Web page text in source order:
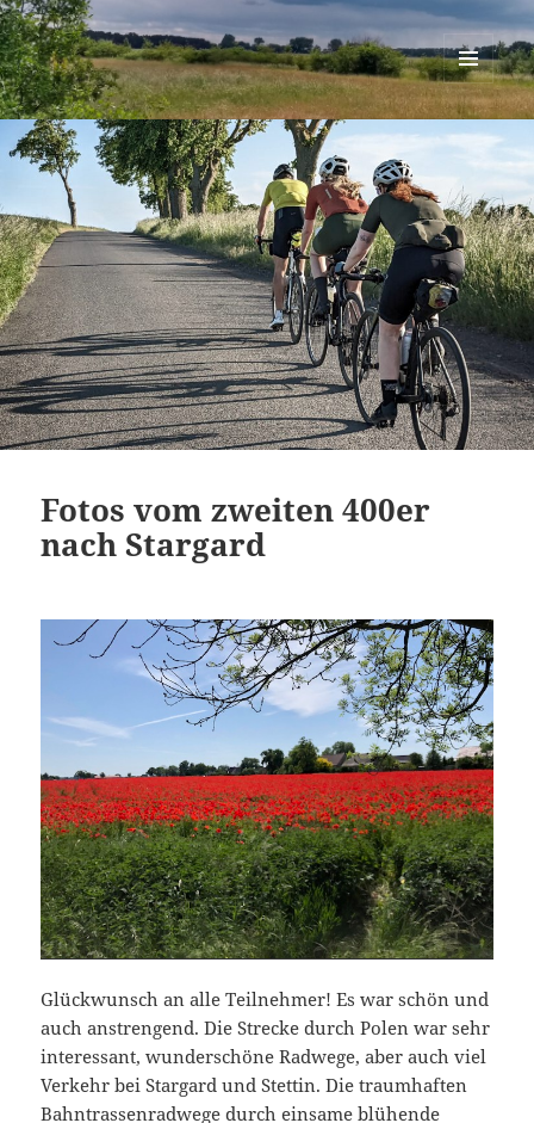
Berlin-Brandenburg Randonneure
MENÜ
UND
WIDGETS
Fotos vom zweiten 400er
nach Stargard
Glückwunsch an alle Teilnehmer! Es war schön und
auch anstrengend. Die Strecke durch Polen war sehr
interessant, wunderschöne Radwege, aber auch viel
Verkehr bei Stargard und Stettin. Die traumhaften
Bahntrassenradwege durch einsame blühende